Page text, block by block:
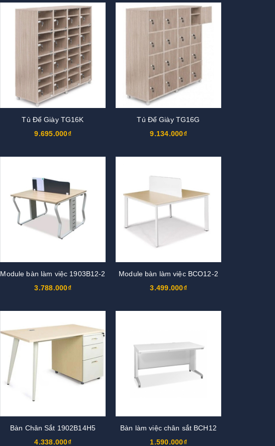
Tủ Để Giày TG16K
9.695.000₫
Tủ Để Giày TG16G
9.134.000₫
Module bàn làm việc 1903B12-2
3.788.000₫
Module bàn làm việc BCO12-2
3.499.000₫
Bàn Chân Sắt 1902B14H5
4.338.000₫
Bàn làm việc chân sắt BCH12
1.590.000₫